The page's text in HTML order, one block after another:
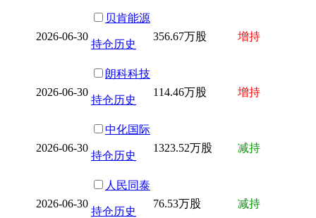
2026-06-30
贝肯能源
持仓历史
356.67万股 增持
2026-06-30
朗科科技
持仓历史
114.46万股 增持
2026-06-30
中化国际
持仓历史
1323.52万股 减持
2026-06-30
人民同泰
持仓历史
76.53万股 减持